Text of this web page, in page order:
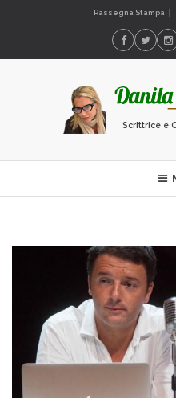
Rassegna Stampa
Scrittrice e